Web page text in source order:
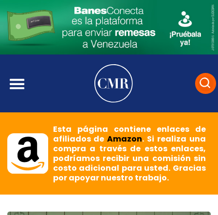
Esta página contiene enlaces de
afiliados deAmazon. Si realiza una
compra a través de estos enlaces,
podríamos recibir una comisión sin
costo adicional para usted. Gracias
por apoyar nuestro trabajo.